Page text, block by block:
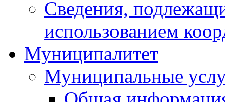
Сведения,
использованием
Муниципалитет
Муниципальные